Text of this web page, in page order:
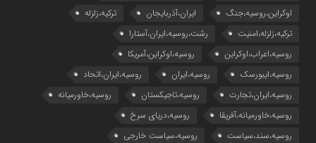
اوکراین،روسیه،جنگ
ایران،آذربایجان
ترکیه،زلزله
ترکیه،زلزله،امنیت
رشت،روسیه،ایران،آستارا
روسیه،اعراب،اوکراین
روسیه،اوکراین،آمریکا
روسیه،ایبورسک
روسیه،ایران
روسیه،ایران،اتحاد
روسیه،ایران،تجارت
روسیه،تاجیکستان
روسیه،خاورمیانه
روسیه،خاورمیانه،آفریقا
روسیه،دریای سرخ
روسیه،سند،سیاست
روسیه،سیاست خارجی